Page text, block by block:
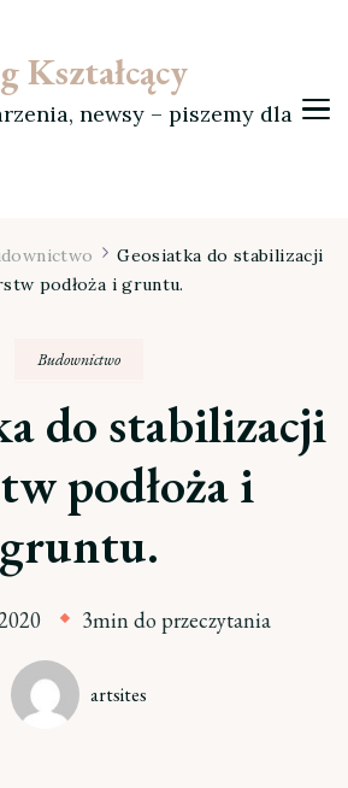
Kształcący
newsy – piszemy dla
Geosiatka do stabilizacji
podłoża i gruntu.
Budownictwo
do stabilizacji
podłoża i
gruntu.
3min do przeczytania
artsites